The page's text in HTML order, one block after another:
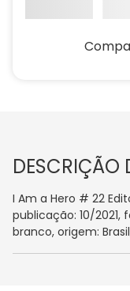
DESCRIÇÃO
I Am a Hero # 22
publicação: 10/2021,
branco, origem: